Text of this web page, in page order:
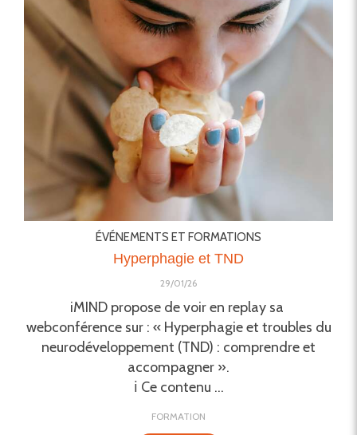
ÉVÉNEMENTS ET FORMATIONS
Hyperphagie et TND
29/01/26
iMIND propose de voir en replay sa
webconférence sur : « Hyperphagie et troubles du
neurodéveloppement (TND) : comprendre et
accompagner ».
ℹ️ Ce contenu ...
FORMATION